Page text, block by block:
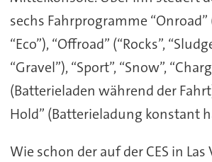
sechs Fahrprogramme
“Eco”), “Offroad” (“Rocks”,
“Gravel”), “Sport”, “Snow”,
(Batterieladen während der
Hold” (Batterieladung konstant
Wie schon der auf der CES in Las